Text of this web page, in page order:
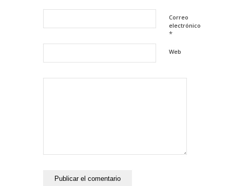
Correo
electrónico
*
Web